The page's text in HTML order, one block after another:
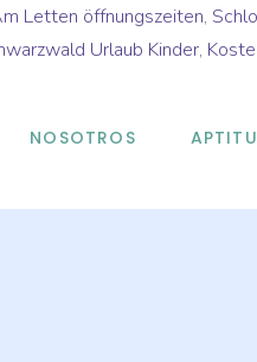
Letten öffnungszeiten,
Urlaub Kinder,
NOSOTROS